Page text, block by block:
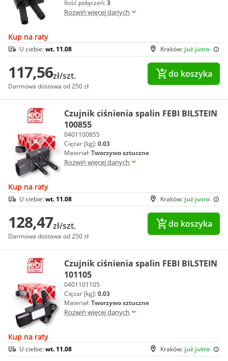
Ilość połączeń:3
Rozwiń więcej danych
Kup na raty
Kraków: już jutro
U ciebie:wt. 11.08
117,56zł/szt.
Darmowa dostawa od 250 zł
do koszyka
Czujnik ciśnienia spalin FEBI BILSTEIN
100855
0401100855
Ciężar [kg]:0.03
Materiał:Tworzywo sztuczne
Rozwiń więcej danych
Kup na raty
Kraków: już jutro
U ciebie:wt. 11.08
128,47zł/szt.
Darmowa dostawa od 250 zł
do koszyka
Czujnik ciśnienia spalin FEBI BILSTEIN
101105
0401101105
Ciężar [kg]:0.03
Materiał:Tworzywo sztuczne
Rozwiń więcej danych
Kup na raty
Kraków: już jutro
U ciebie:wt. 11.08